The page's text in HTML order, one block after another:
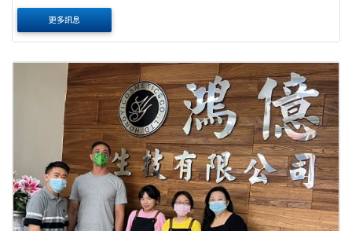
更多訊息